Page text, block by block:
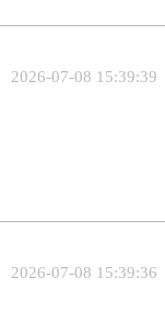
2026-07-08 15:39:39
2026-07-08 15:39:36